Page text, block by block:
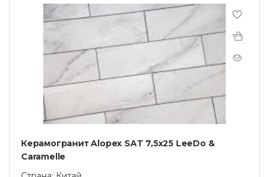
Керамогранит Alopex SAT 7,5x25 LeeDo &
Caramelle